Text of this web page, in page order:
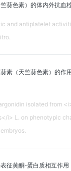
葵色素）的体内外抗血
and antiplatelet
素（天竺葵色素）的作
isolated from
i> L. on phenotypic
征黄酮-蛋白质相互作